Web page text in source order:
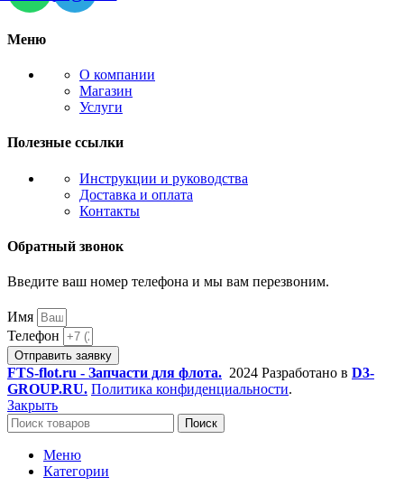
Меню
О компании
Магазин
Услуги
Полезные ссылки
Инструкции и руководства
Доставка и оплата
Контакты
Обратный звонок
Введите ваш номер телефона и мы вам перезвоним.
Имя
Телефон
Отправить заявку
FTS-flot.ru - Запчасти для флота. 2024 Разработано в D3-
GROUP.RU. Политика конфиденциальности.
Закрыть
Поиск
Меню
Категории